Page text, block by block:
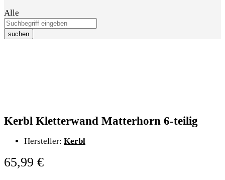
Alle
suchen
Kerbl Kletterwand Matterhorn 6-teilig
Hersteller: Kerbl
65,99 €